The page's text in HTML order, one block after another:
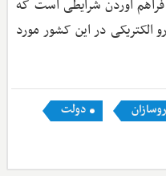
آوردن شرایطی است که
خودرو الکتریکی در این کشور مورد
دولت